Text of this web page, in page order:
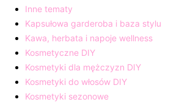
Inne tematy
Kapsułowa garderoba i baza stylu
Kawa, herbata i napoje wellness
Kosmetyczne DIY
Kosmetyki dla mężczyzn DIY
Kosmetyki do włosów DIY
Kosmetyki sezonowe